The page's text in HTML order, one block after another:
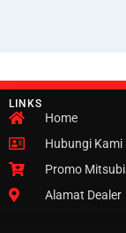
LINKS
Home
Hubungi Kami
Promo
Alamat Dealer